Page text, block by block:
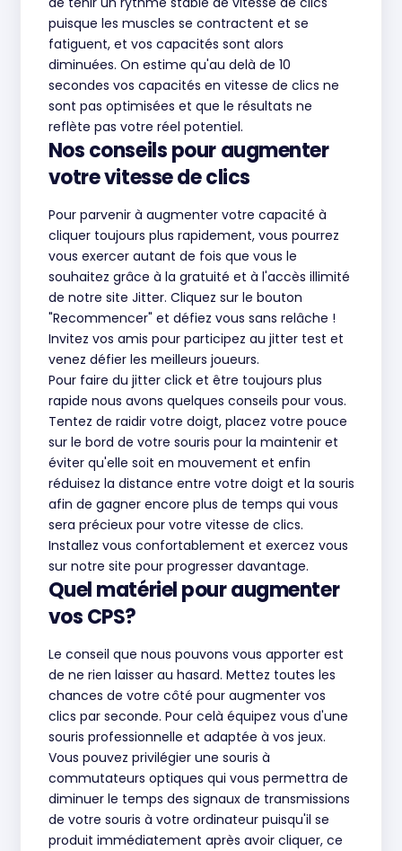
puisque les muscles se contractent et se
fatiguent, et vos capacités sont alors
diminuées. On estime qu'au delà de 10
secondes vos capacités en vitesse de clics ne
sont pas optimisées et que le résultats ne
reflète pas votre réel potentiel.
Nos conseils pour augmenter
votre vitesse de clics
Pour parvenir à augmenter votre capacité à
cliquer toujours plus rapidement, vous pourrez
vous exercer autant de fois que vous le
souhaitez grâce à la gratuité et à l'accès illimité
de notre site Jitter. Cliquez sur le bouton
"Recommencer" et défiez vous sans relâche !
Invitez vos amis pour participez au jitter test et
venez défier les meilleurs joueurs.
Pour faire du jitter click et être toujours plus
rapide nous avons quelques conseils pour vous.
Tentez de raidir votre doigt, placez votre pouce
sur le bord de votre souris pour la maintenir et
éviter qu'elle soit en mouvement et enfin
réduisez la distance entre votre doigt et la souris
afin de gagner encore plus de temps qui vous
sera précieux pour votre vitesse de clics.
Installez vous confortablement et exercez vous
sur notre site pour progresser davantage.
Quel matériel pour augmenter
vos CPS?
Le conseil que nous pouvons vous apporter est
de ne rien laisser au hasard. Mettez toutes les
chances de votre côté pour augmenter vos
clics par seconde. Pour celà équipez vous d'une
souris professionnelle et adaptée à vos jeux.
Vous pouvez privilégier une souris à
commutateurs optiques qui vous permettra de
diminuer le temps des signaux de transmissions
de votre souris à votre ordinateur puisqu'il se
produit immédiatement après avoir cliquer, ce